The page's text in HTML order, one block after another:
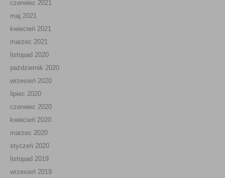
czerwiec 2021
maj 2021
kwiecień 2021
marzec 2021
listopad 2020
październik 2020
wrzesień 2020
lipiec 2020
czerwiec 2020
kwiecień 2020
marzec 2020
styczeń 2020
listopad 2019
wrzesień 2019